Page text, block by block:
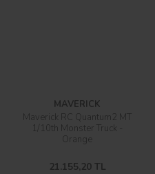
MAVERICK
Maverick RC Quantum2 MT
1/10th Monster Truck -
Orange
21.155,20 TL